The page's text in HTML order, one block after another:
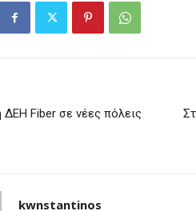
ΔΕΗ Fiber σε νέες πόλεις
kwnstantinos